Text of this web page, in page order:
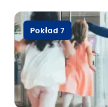
Pokład 7